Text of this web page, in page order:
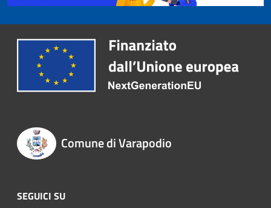
Comune di Varapodio
SEGUICI SU